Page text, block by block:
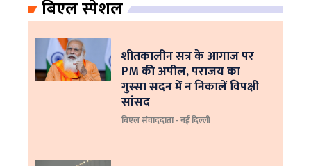
बिएल स्पेशल
शीतकालीन सत्र के आगाज पर
PM की अपील, पराजय का
गुस्सा सदन में न निकालें विपक्षी
सांसद
बिएल संवाददाता - नई दिल्ली